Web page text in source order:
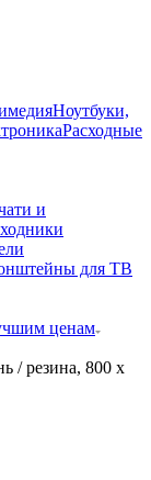
Ноутбуки,
Расходные
и
для ТВ
ценам
/ резина, 800 х